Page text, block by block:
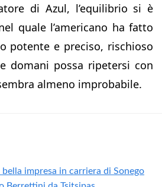
di Azul, l’equilibrio si è
quale l’americano ha fatto
potente e preciso, rischioso
domani possa ripetersi con
almeno improbabile.
impresa in carriera di Sonego